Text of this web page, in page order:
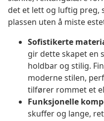
det et lett og luftig preg,
plassen uten å miste
Sofistikerte
gir dette skapet en
holdbar og stilig.
moderne stilen,
tilfører rommet et
Funksjonelle
skuffer og lange,